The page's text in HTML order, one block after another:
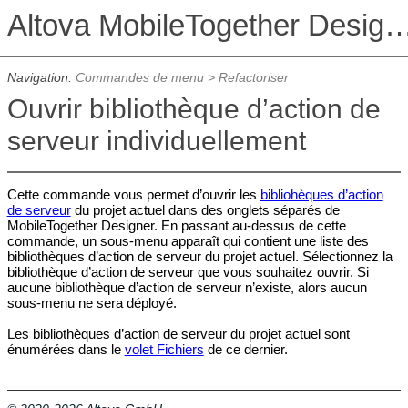
Altova
Navigation: Commandes de menu> Refactoriser
Ouvrir bibliothèque d’action de
serveur individuellement
Cette commande vous permet d’ouvrir les bibliohèques d’action
de serveurdu projet actuel dans des onglets séparés de
MobileTogether Designer. En passant au-dessus de cette
commande, un sous-menu apparaît qui contient une liste des
bibliothèques d’action de serveur du projet actuel. Sélectionnez la
bibliothèque d’action de serveur que vous souhaitez ouvrir. Si
aucune bibliothèque d’action de serveur n’existe, alors aucun
sous-menu ne sera déployé.
Les bibliothèques d’action de serveur du projet actuel sont
énumérées dans le volet Fichiers de ce dernier.